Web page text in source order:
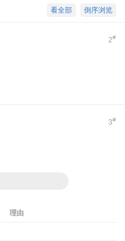
倒序浏览
看全部
2#
3#
理由